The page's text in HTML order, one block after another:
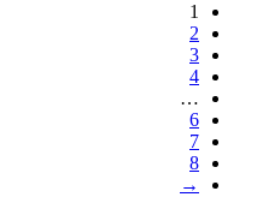
1
2
3
4
…
6
7
8
→